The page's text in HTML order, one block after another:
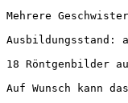
Mehrere
Ausbildungsstand:
18 Röntgenbilder
Auf Wunsch kann